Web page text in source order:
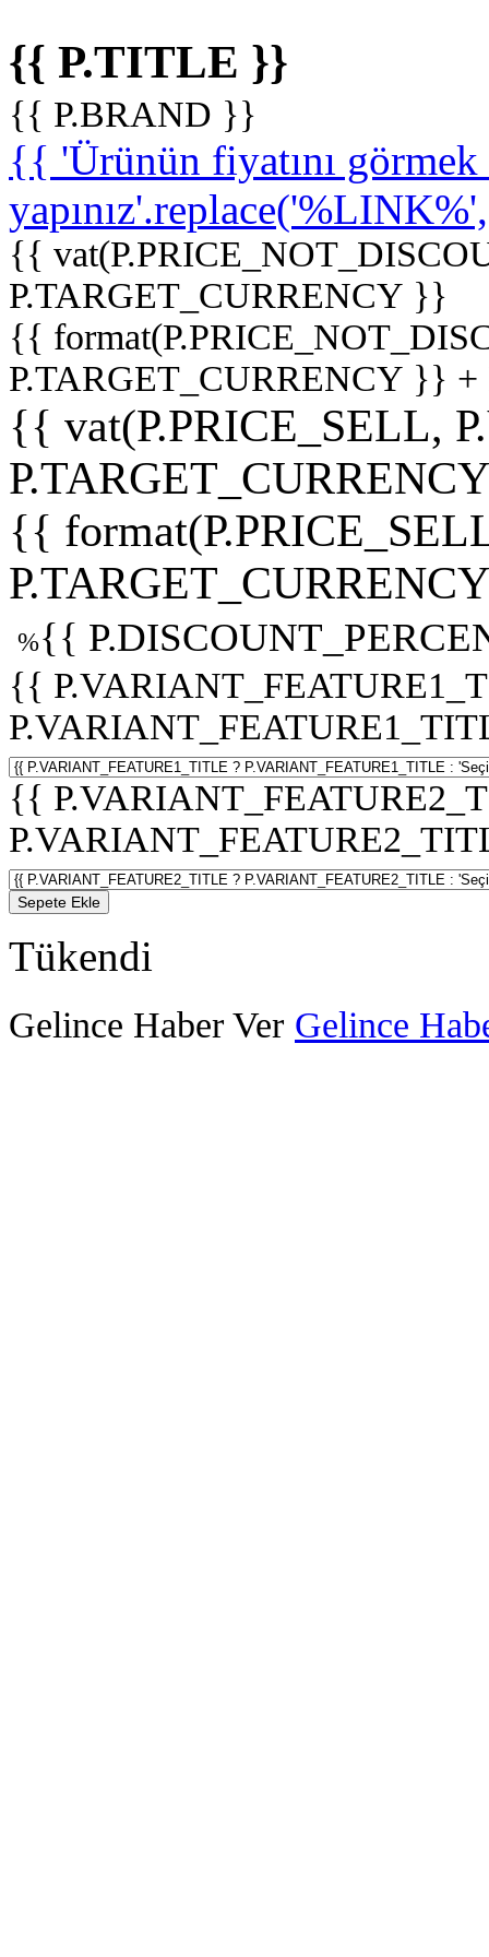
{{ P.TITLE }}
{{ P.BRAND }}
{{ 'Ürünün fiyatını
{{
P.TARGET_CURRENCY }}
{{
P.TARGET_CURRENCY }}
{{ vat(P.PRICE_SELL,
{{
%{{
{{
{{
Sepete Ekle
Tükendi
Gelince Haber Ver Gelince